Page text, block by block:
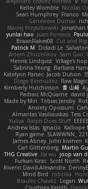
Kelley Womble Nicolas
Sean Humphrey Franco
Genevieve Dumas rich
Maciej Krzyszkowski Jonathan
yunlai hao Juan Fonseca
BraanFlakes08 Cut and
Patrick M
Didadi Le
Artem Zhuzhlikov Sam Gao
Henrik Lindqvist Village's
Sabrina Yeong Barbara
Katelynn Parsec Jacob Duhon
Diego Bermudez Raw Magic
Kimberly Hutchinson 貴 山崎
Padraic McQuarrie david
Made by Miri Tobias Jensby
Anxiety Opossum
Almantas Vasiliauskas Tess
Yuliya Ralph Does Stuff EEEEE
Andrew Islas Ignacio Kalliope
Ryan game SLAWWNN_
James Abney John kivinen
Carl Glittenberg Martin
THG Creative lia wu joop van
Furkan Kirac Scott North
Riverin David-Alexandre DennyB
Mind Bird
robzilla
Braulio Chavez
Logan
Courtney Xenith